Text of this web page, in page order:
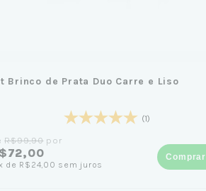
Brinco de Prata Duo Carre e Liso
(1)
R$99,90por
de R$24,00 sem juros
Comprar